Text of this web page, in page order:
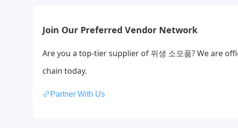
Join Our Preferred Vendor Network
Are you a top-tier supplier of 위생 소모품? We are
chain today.
Partner With Us